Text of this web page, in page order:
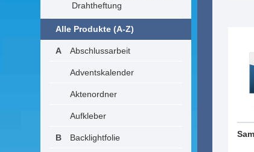
Drahtheftung
Alle Produkte (A-Z)
Abschlussarbeit
Adventskalender
Aktenordner
Aufkleber
Backlightfolie